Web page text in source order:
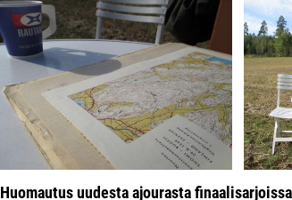
Huomautus uudesta ajourasta